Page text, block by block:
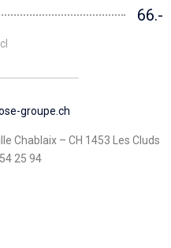
66.-
groupe.ch
Chablaix – CH 1453 Les Cluds
25 94